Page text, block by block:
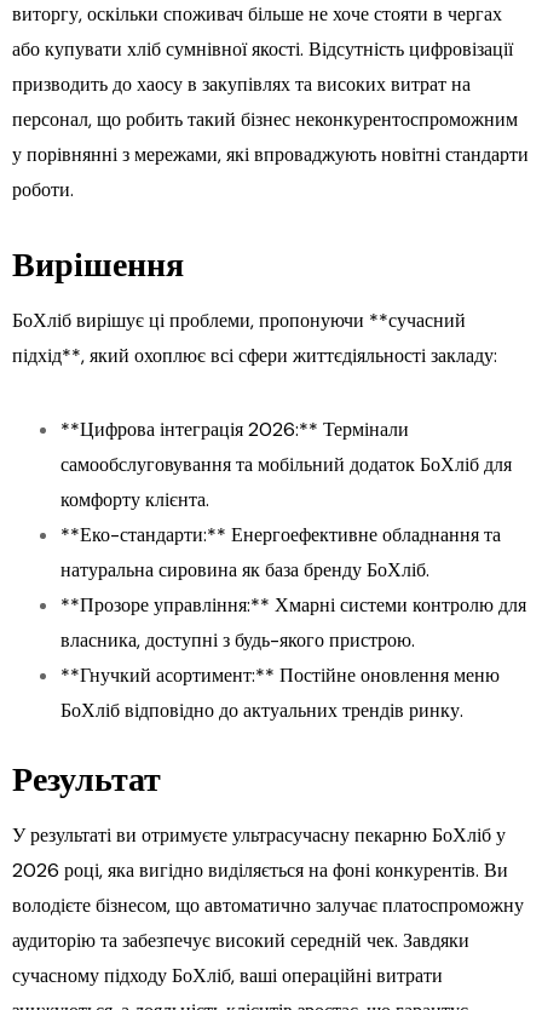
виторгу, оскільки споживач більше не хоче стояти в чергах
або купувати хліб сумнівної якості. Відсутність цифровізації
призводить до хаосу в закупівлях та високих витрат на
персонал, що робить такий бізнес неконкурентоспроможним
у порівнянні з мережами, які впроваджують новітні стандарти
роботи.
Вирішення
БоХліб вирішує ці проблеми, пропонуючи **сучасний
підхід**, який охоплює всі сфери життєдіяльності закладу:
**Цифрова інтеграція 2026:** Термінали
самообслуговування та мобільний додаток БоХліб для
комфорту клієнта.
**Еко-стандарти:** Енергоефективне обладнання та
натуральна сировина як база бренду БоХліб.
**Прозоре управління:** Хмарні системи контролю для
власника, доступні з будь-якого пристрою.
**Гнучкий асортимент:** Постійне оновлення меню
БоХліб відповідно до актуальних трендів ринку.
Результат
У результаті ви отримуєте ультрасучасну пекарню БоХліб у
2026 році, яка вигідно виділяється на фоні конкурентів. Ви
володієте бізнесом, що автоматично залучає платоспроможну
аудиторію та забезпечує високий середній чек. Завдяки
сучасному підходу БоХліб, ваші операційні витрати